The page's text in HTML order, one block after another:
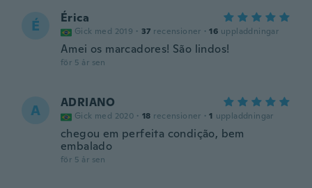
É Érica
Gick med 2019 · 37 recensioner · 16 uppladdningar
Amei os marcadores! São lindos!
för 5 år sen
A ADRIANO
Gick med 2020 · 18 recensioner · 1 uppladdningar
chegou em perfeita condição, bem
embalado
för 5 år sen